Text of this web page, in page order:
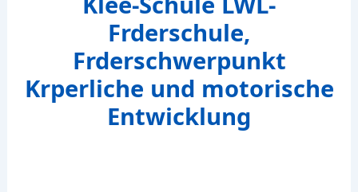
Frderschule,
Frderschwerpunkt
Krperliche und motorische
Entwicklung